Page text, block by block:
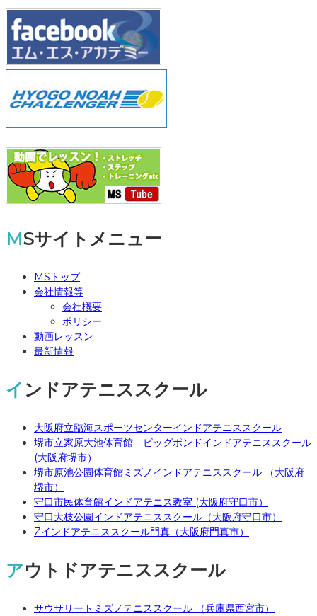
MSサイトメニュー
MSトップ
会社情報等
会社概要
ポリシー
動画レッスン
最新情報
インドアテニススクール
大阪府立臨海スポーツセンターインドアテニススクール
堺市立家原大池体育館 ビッグポンドインドアテニススクール
(大阪府堺市）
堺市原池公園体育館ミズノインドアテニススクール （大阪府
堺市）
守口市民体育館インドアテニス教室 (大阪府守口市）
守口大枝公園インドアテニススクール（大阪府守口市）
Zインドアテニススクール門真（大阪府門真市）
アウトドアテニススクール
サウサリートミズノテニススクール （兵庫県西宮市）